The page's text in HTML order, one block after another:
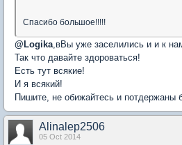
Спасибо большое!!!!!
@Logika ,вВы уже заселились и и к
Так что давайте здороваться!
Есть тут всякие!
И я всякий!
Пишите, не обижайтесь и потдержаны
Alinalep2506
05 Oct 2014